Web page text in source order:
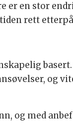
er en stor
rett
og
og med